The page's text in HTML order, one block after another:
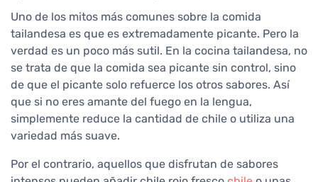
Uno de los mitos más comunes sobre la comida
tailandesa es que es extremadamente picante. Pero la
verdad es un poco más sutil. En la cocina tailandesa, no
se trata de que la comida sea picante sin control, sino
de que el picante solo refuerce los otros sabores. Así
que si no eres amante del fuego en la lengua,
simplemente reduce la cantidad de chile o utiliza una
variedad más suave.
Por el contrario, aquellos que disfrutan de sabores